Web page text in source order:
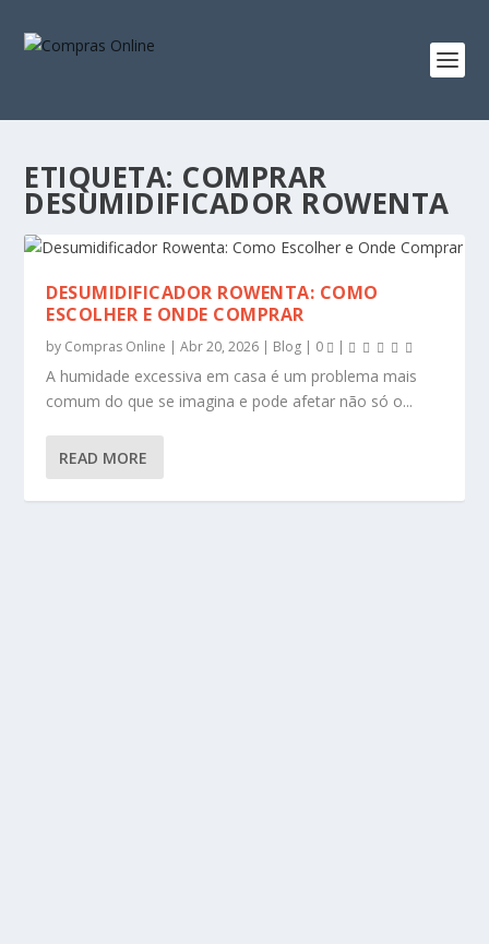
ETIQUETA: COMPRAR
DESUMIDIFICADOR ROWENTA
DESUMIDIFICADOR ROWENTA: COMO
ESCOLHER E ONDE COMPRAR
by Compras Online |Abr 20, 2026 | Blog | 0 |
A humidade excessiva em casa é um problema mais
comum do que se imagina e pode afetar não só o...
READ MORE